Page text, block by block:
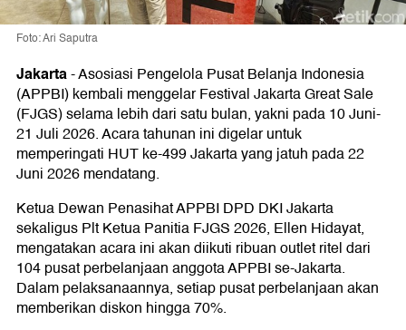
Foto: Ari Saputra
Jakarta-Asosiasi Pengelola Pusat Belanja Indonesia
(APPBI) kembali menggelar Festival Jakarta Great Sale
(FJGS) selama lebih dari satu bulan, yakni pada 10 Juni-
21 Juli 2026. Acara tahunan ini digelar untuk
memperingati HUT ke-499 Jakarta yang jatuh pada 22
Juni 2026 mendatang.
Ketua Dewan Penasihat APPBI DPD DKI Jakarta
sekaligus Plt Ketua Panitia FJGS 2026, Ellen Hidayat,
mengatakan acara ini akan diikuti ribuan outlet ritel dari
104 pusat perbelanjaan anggota APPBI se-Jakarta.
Dalam pelaksanaannya, setiap pusat perbelanjaan akan
memberikan diskon hingga 70%.